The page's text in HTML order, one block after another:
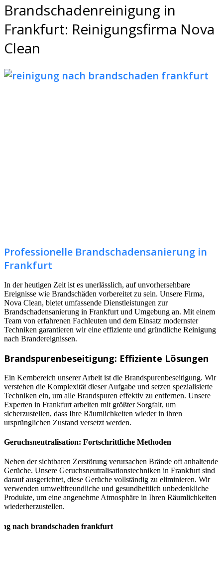
Brandschadenreinigung in
Frankfurt: Reinigungsfirma Nova
Clean
Professionelle Brandschadensanierung in
Frankfurt
In der heutigen Zeit ist es unerlässlich, auf unvorhersehbare
Ereignisse wie Brandschäden vorbereitet zu sein. Unsere Firma,
Nova Clean, bietet umfassende Dienstleistungen zur
Brandschadensanierung in Frankfurt und Umgebung an. Mit einem
Team von erfahrenen Fachleuten und dem Einsatz modernster
Techniken garantieren wir eine effiziente und gründliche Reinigung
nach Brandereignissen.
Brandspurenbeseitigung: Effiziente Lösungen
Ein Kernbereich unserer Arbeit ist die Brandspurenbeseitigung. Wir
verstehen die Komplexität dieser Aufgabe und setzen spezialisierte
Techniken ein, um alle Brandspuren effektiv zu entfernen. Unsere
Experten in Frankfurt arbeiten mit größter Sorgfalt, um
sicherzustellen, dass Ihre Räumlichkeiten wieder in ihren
ursprünglichen Zustand versetzt werden.
Geruchsneutralisation: Fortschrittliche Methoden
Neben der sichtbaren Zerstörung verursachen Brände oft anhaltende
Gerüche. Unsere Geruchsneutralisationstechniken in Frankfurt sind
darauf ausgerichtet, diese Gerüche vollständig zu eliminieren. Wir
verwenden umweltfreundliche und gesundheitlich unbedenkliche
Produkte, um eine angenehme Atmosphäre in Ihren Räumlichkeiten
wiederherzustellen.